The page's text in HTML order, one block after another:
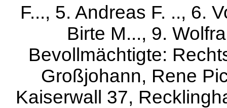
F..., 5. Andreas F. .., 6.
Birte M..., 9.
Bevollmächtigte:
Großjohann, Rene
Kaiserwall 37,